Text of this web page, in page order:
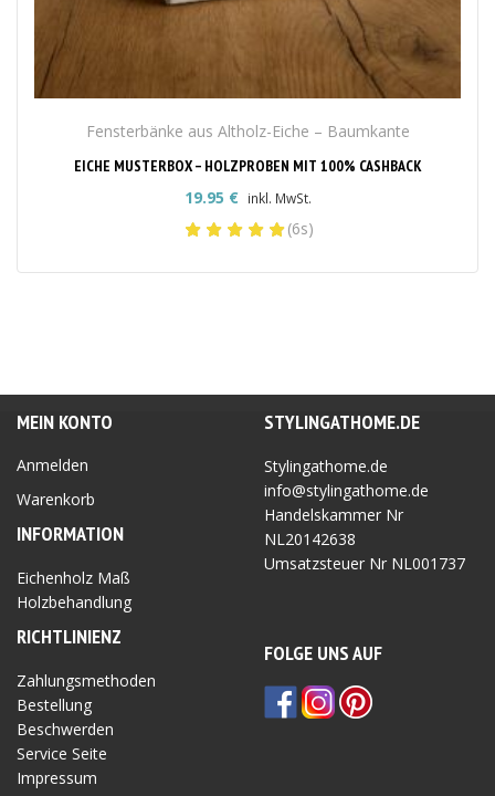
Fensterbänke aus Altholz-Eiche – Baumkante
EICHE MUSTERBOX – HOLZPROBEN MIT 100% CASHBACK
19.95 € inkl. MwSt.
(6s)
MEIN KONTO
Anmelden
Warenkorb
INFORMATION
Eichenholz Maß
Holzbehandlung
RICHTLINIENZ
Zahlungsmethoden
Bestellung
Beschwerden
Service Seite
Impressum
STYLINGATHOME.DE
Stylingathome.de
info@stylingathome.de
Handelskammer Nr
NL20142638
Umsatzsteuer Nr NL001737
FOLGE UNS AUF